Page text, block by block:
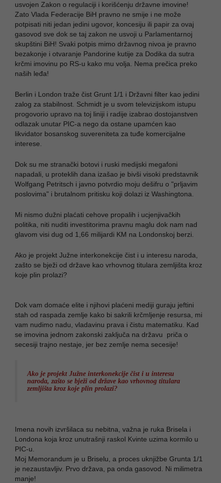
usvojen Zakon o regulaciji i korišćenju državne imovine!
Zato Vlada Federacije BiH pravno ne smije i ne može
potpisati niti jedan jedini ugovor, koncesiju ili papir za ovaj
gasovod sve dok se taj zakon ne usvoji u Parlamentarnoj
skupštini BiH! Svaki potpis mimo državnog nivoa je pravno
bezakonje i otvaranje Pandorine kutije za Dodika da sutra
krčmi imovinu po RS-u kako mu volja. Nema prečica preko
naših leđa!
​Berlin i London traže čist Grunt 1/1 i Državni filter kao jedini
zalog za stabilnost. Schmidt je u svom televizijskom istupu
progovorio upravo na toj liniji i radije izabrao dostojanstven
odlazak unutar PIC-a nego da ostane upamćen kao
likvidator bosanskog suvereniteta za tuđe komercijalne
interese.
Dok su me stranački botovi i ruski medijski megafoni
napadali, u proteklih dana izašao je bivši visoki predstavnik
Wolfgang Petritsch i javno potvrdio moju dešifru o "prljavim
poslovima" i brutalnom pritisku koji dolazi iz Washingtona.
Mi nismo dužni plaćati cehove propalih i ucjenjivačkih
politika, niti nuditi investitorima pravnu maglu dok nam nad
glavom visi dug od 1,66 milijardi KM na Londonskoj berzi.
Ako je projekt Južne interkonekcije čist i u interesu naroda,
zašto se bježi od države kao vrhovnog titulara zemljišta kroz
koje plin prolazi?
Dok vam domaće elite i njihovi plaćeni mediji guraju jeftini
stah od raspada zemlje kako bi sakrili krčmljenje resursa, mi
vam nudimo nadu, vladavinu prava i čistu matematiku. Kad
se imovina jednom zakonski zaključa na državu priča o
secesiji trajno nestaje, jer bez zemlje nema secesije!
Ako je projekt Južne interkonekcije čist i u interesu
naroda, zašto se bježi od države kao vrhovnog titulara
zemljišta kroz koje plin prolazi?
Imena novih izvršilaca su nebitna, važna je ruka Brisela i
Londona koja kroz unutrašnji raskol Kvinte uzima kormilo u
PIC-u.
Moj Memorandum je u Briselu, a proces uknjižbe Grunta 1/1
je nezaustavljiv. Prvo država, pa onda gasovod. Ni milimetra
manje!